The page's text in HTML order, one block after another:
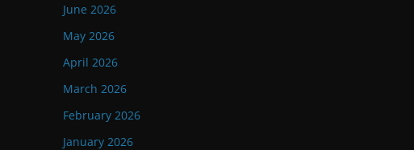
June 2026
May 2026
April 2026
March 2026
February 2026
January 2026